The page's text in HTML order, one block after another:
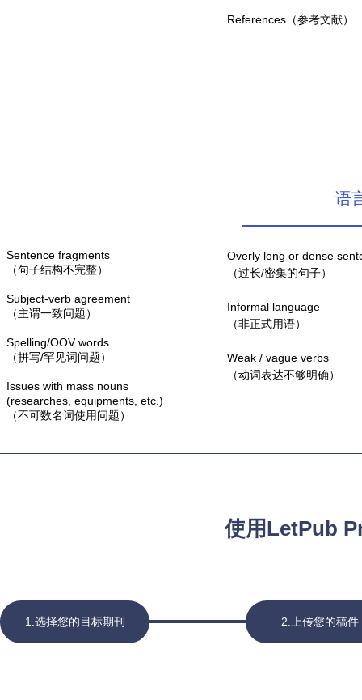
References（参考文献）
语
Sentence fragments
（句子结构不完整）
Subject-verb agreement
（主谓一致问题）
Spelling/OOV words
（拼写/罕见词问题）
Issues with mass nouns
(researches, equipments, etc.)
（不可数名词使用问题）
Overly long or dense
（过长/密集的句子）
Informal language
（非正式用语）
Weak / vague verbs
（动词表达不够明确）
使用LetPub
1.选择您的目标期刊 2.上传您的稿件